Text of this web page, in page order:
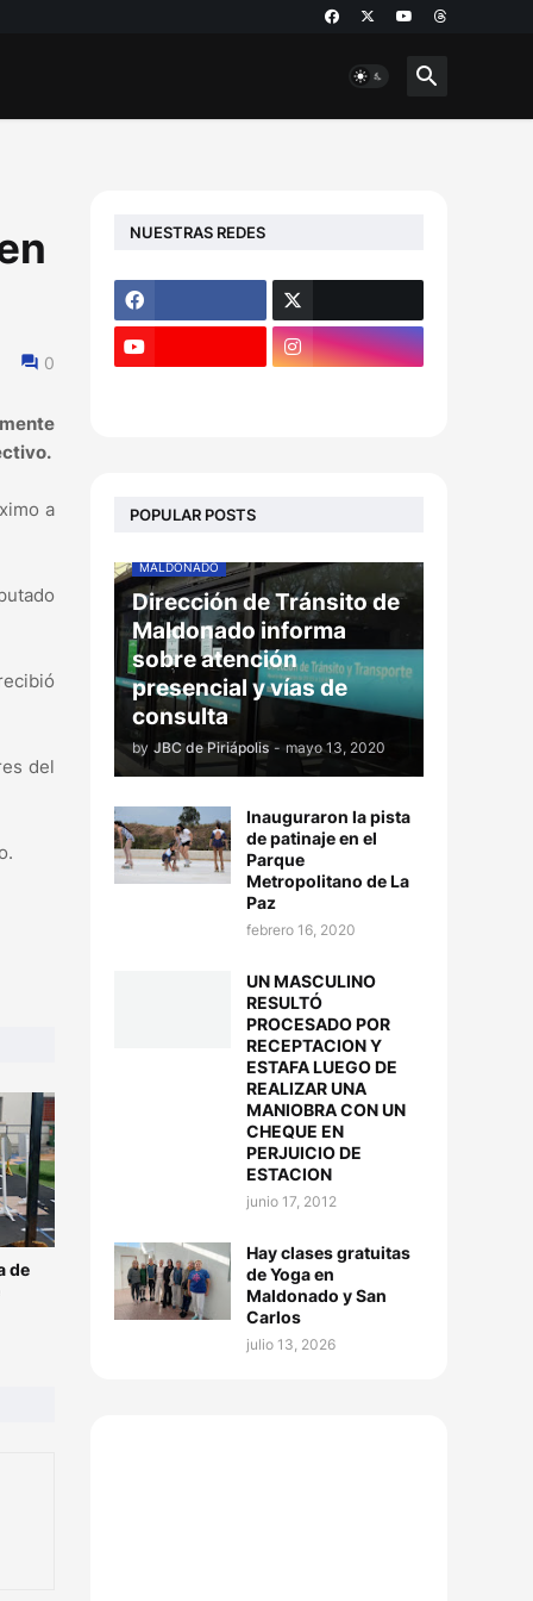
0
a
del
de
NUESTRAS REDES
POPULAR POSTS
MALDONADO
Dirección de Tránsito de
Maldonado informa
sobre atención
presencial y vías de
consulta
by JBC de Piriápolis - mayo 13, 2020
Inauguraron la pista
de patinaje en el
Parque
Metropolitano de La
Paz
febrero 16, 2020
UN MASCULINO
RESULTÓ
PROCESADO POR
RECEPTACION Y
ESTAFA LUEGO DE
REALIZAR UNA
MANIOBRA CON UN
CHEQUE EN
PERJUICIO DE
ESTACION
junio 17, 2012
Hay clases gratuitas
de Yoga en
Maldonado y San
Carlos
julio 13, 2026